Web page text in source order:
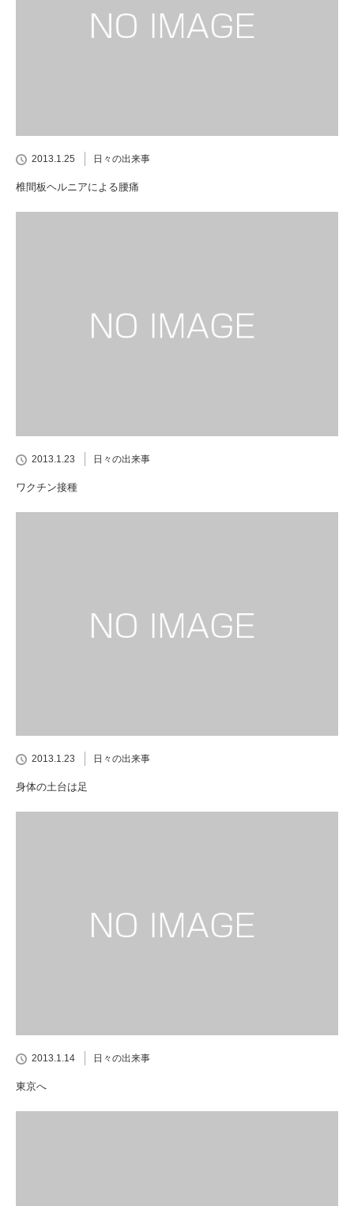
2013.1.25 日々の出来事
椎間板ヘルニアによる腰痛
2013.1.23 日々の出来事
ワクチン接種
2013.1.23 日々の出来事
身体の土台は足
2013.1.14 日々の出来事
東京へ